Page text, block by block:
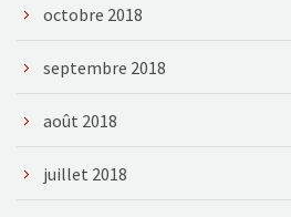
octobre 2018
septembre 2018
août 2018
juillet 2018